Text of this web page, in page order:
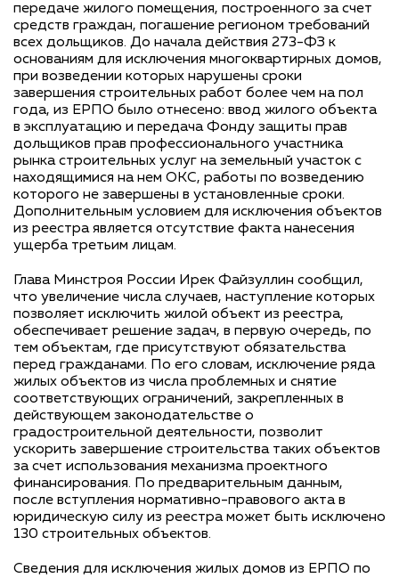
передаче жилого помещения, построенного за счет
средств граждан, погашение регионом требований
всех дольщиков. До начала действия 273-ФЗ к
основаниям для исключения многоквартирных домов,
при возведении которых нарушены сроки
завершения строительных работ более чем на пол
года, из ЕРПО было отнесено: ввод жилого объекта
в эксплуатацию и передача Фонду защиты прав
дольщиков прав профессионального участника
рынка строительных услуг на земельный участок с
находящимися на нем ОКС, работы по возведению
которого не завершены в установленные сроки.
Дополнительным условием для исключения объектов
из реестра является отсутствие факта нанесения
ущерба третьим лицам.
Глава Минстроя России Ирек Файзуллин сообщил,
что увеличение числа случаев, наступление которых
позволяет исключить жилой объект из реестра,
обеспечивает решение задач, в первую очередь, по
тем объектам, где присутствуют обязательства
перед гражданами. По его словам, исключение ряда
жилых объектов из числа проблемных и снятие
соответствующих ограничений, закрепленных в
действующем законодательстве о
градостроительной деятельности, позволит
ускорить завершение строительства таких объектов
за счет использования механизма проектного
финансирования. По предварительным данным,
после вступления нормативно-правового акта в
юридическую силу из реестра может быть исключено
130 строительных объектов.
Сведения для исключения жилых домов из ЕРПО по